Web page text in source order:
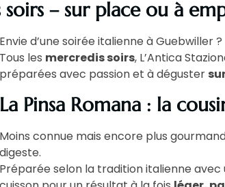
soirs – sur place ou à
Envie d’une soirée italienne à Guebwiller ?
Tous les mercredis soirs, L’Antica
préparées avec passion et à déguster
La Pinsa Romana : la
Moins connue mais encore plus
digeste.
Préparée selon la tradition italienne